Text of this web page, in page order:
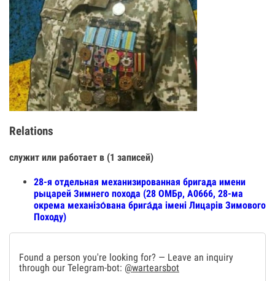
Relations
служит или работает в (1 записей)
28-я отдельная механизированная бригада имени
рыцарей Зимнего похода (28 ОМБр, А0666, 28-ма
окрема механізо́вана брига́да імені Лицарів Зимового
Походу)
Found a person you're looking for? — Leave an inquiry
through our Telegram-bot: @wartearsbot